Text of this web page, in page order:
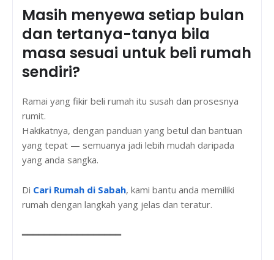
Masih menyewa setiap bulan
dan tertanya-tanya bila
masa sesuai untuk beli rumah
sendiri?
Ramai yang fikir beli rumah itu susah dan prosesnya
rumit.
Hakikatnya, dengan panduan yang betul dan bantuan
yang tepat — semuanya jadi lebih mudah daripada
yang anda sangka.
Di Cari Rumah di Sabah, kami bantu anda memiliki
rumah dengan langkah yang jelas dan teratur.
━━━━━━━━━━━━━━━━━━